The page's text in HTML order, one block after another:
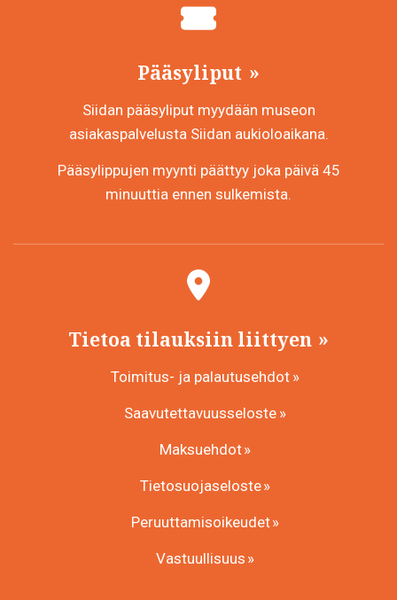
Pääsyliput
Siidan pääsyliput myydään museon
asiakaspalvelusta Siidan aukioloaikana.
Pääsylippujen myynti päättyy joka päivä 45
minuuttia ennen sulkemista.
Tietoa tilauksiin liittyen
Toimitus- ja palautusehdot
Saavutettavuusseloste
Maksuehdot
Tietosuojaseloste
Peruuttamisoikeudet
Vastuullisuus